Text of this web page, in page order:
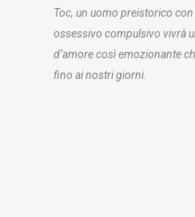
Toc, un uomo preistorico
ossessivo compulsivo vivrà
d’amore così emozionante
fino ai nostri giorni.